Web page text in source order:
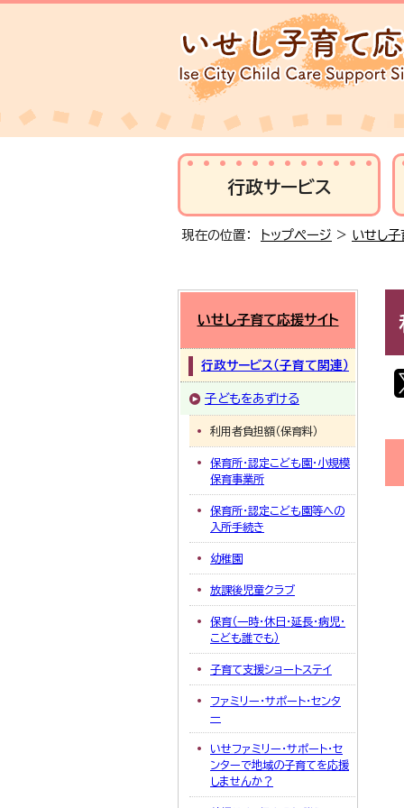
行政サービス
現在の位置： トップページ > いせし子
いせし子育て応援サイト
行政サービス（子育て関連）
子どもをあずける
利用者負担額（保育料）
保育所・認定こども園・小規模
保育事業所
保育所・認定こども園等への
入所手続き
幼稚園
放課後児童クラブ
保育（一時・休日・延長・病児・
こども誰でも）
子育て支援ショートステイ
ファミリー・サポート・センタ
ー
いせファミリー・サポート・セ
ンターで地域の子育てを応援
しませんか？